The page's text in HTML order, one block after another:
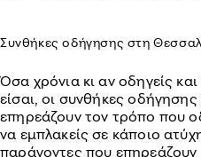
Συνθήκες οδήγησης στη
Όσα χρόνια κι αν οδηγείς
είσαι, οι συνθήκες
επηρεάζουν τον τρόπο που
να εμπλακείς σε κάποιο
παράγοντες που